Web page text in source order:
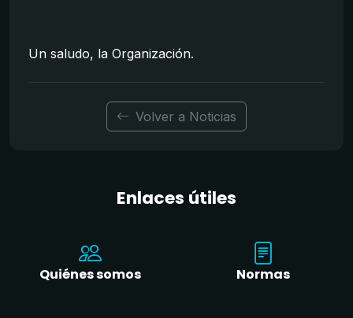
Un saludo, la Organización.
Volver a Noticias
Enlaces útiles
Quiénes somos Normas